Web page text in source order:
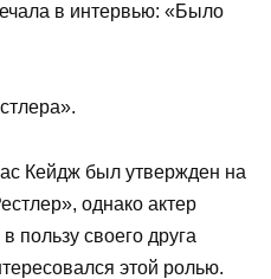
в интервью: «Было
Кейдж был утвержден на
однако актер
пользу своего друга
этой ролью.